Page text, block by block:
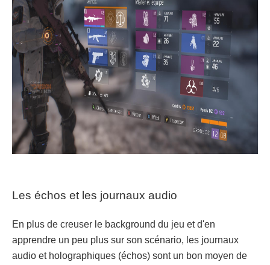
Les échos et les journaux audio
En plus de creuser le background du jeu et d'en
apprendre un peu plus sur son scénario, les journaux
audio et holographiques (échos) sont un bon moyen de